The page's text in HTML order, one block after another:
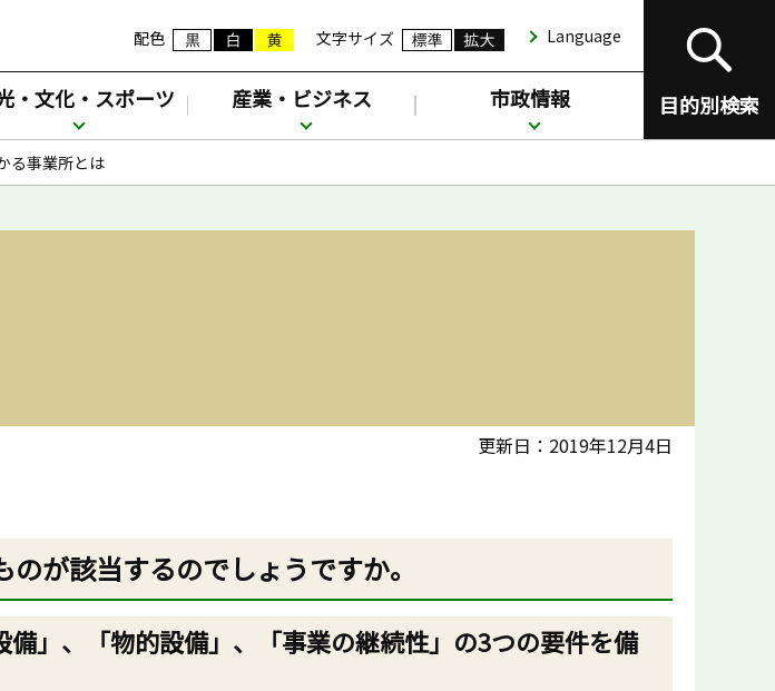
配色 文字サイズ Language
目的別検索
・文化・スポーツ 産業・ビジネス 市政情報
る事業所とは
更新日：2019年12月4日
が該当するのでしょうですか。
」、 「物的設備」、 「事業の継続性」 の3つの要件を備